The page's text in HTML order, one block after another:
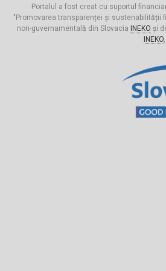
Portalul a fost creat cu suportul
"Promovarea transparenței și
non-guvernamentală din Slovacia
INEKO și
INEKO,